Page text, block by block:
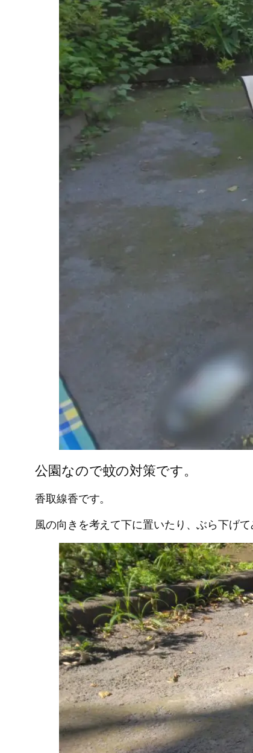
公園なので蚊の対策です。
香取線香です。
風の向きを考えて下に置いたり、ぶら下げ